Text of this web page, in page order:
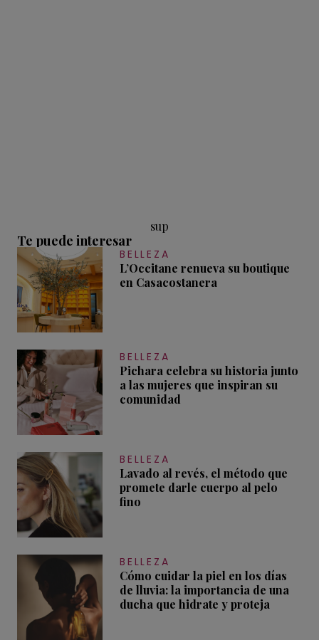
sup
Te puede interesar
BELLEZA
L’Occitane renueva su boutique
en Casacostanera
BELLEZA
Pichara celebra su historia junto
a las mujeres que inspiran su
comunidad
BELLEZA
Lavado al revés, el método que
promete darle cuerpo al pelo
fino
BELLEZA
Cómo cuidar la piel en los días
de lluvia: la importancia de una
ducha que hidrate y proteja